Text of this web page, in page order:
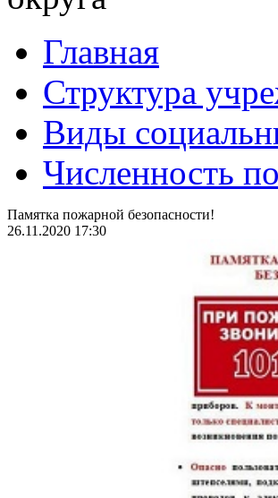
Главная
Структура
Виды
Численность
Памятка пожарной безопасности!
26.11.2020 17:30